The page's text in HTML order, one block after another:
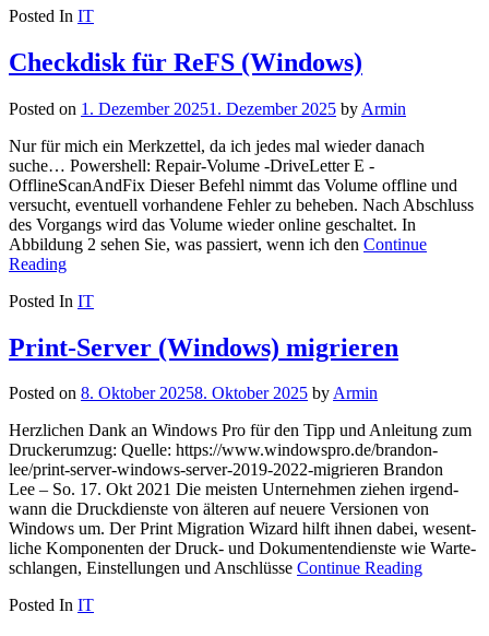
Posted In IT
Checkdisk für ReFS (Windows)
Posted on 1. Dezember 20251. Dezember 2025 by Armin
Nur für mich ein Merkzettel, da ich jedes mal wieder danach
suche… Powershell: Repair-Volume -DriveLetter E -
OfflineScanAndFix Dieser Befehl nimmt das Volume offline und
versucht, eventuell vorhandene Fehler zu beheben. Nach Abschluss
des Vorgangs wird das Volume wieder online geschaltet. In
Abbildung 2 sehen Sie, was passiert, wenn ich den Continue
Reading
Posted In IT
Print-Server (Windows) migrieren
Posted on 8. Oktober 20258. Oktober 2025 byArmin
Herzlichen Dank an Windows Pro für den Tipp und Anleitung zum
Druckerumzug: Quelle: https://www.windowspro.de/brandon-
lee/print-server-windows-server-2019-2022-migrieren Brandon
Lee – So. 17. Okt 2021 Die meisten Unter­nehmen ziehen irgend­
wann die Druck­dienste von älteren auf neuere Ver­sionen von
Windows um. Der Print Migration Wizard hilft ihnen dabei, wesent­
liche Komponenten der Druck- und Dokumenten­dienste wie Warte­
schlangen, Ein­stellungen und Anschlüsse Continue Reading
Posted In IT